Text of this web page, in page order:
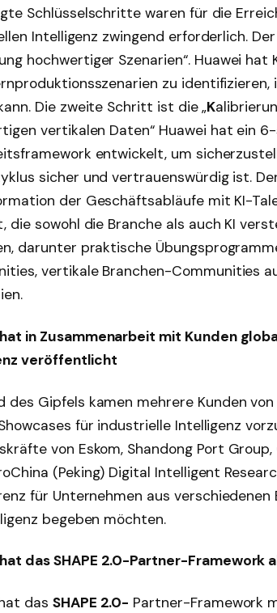
Schlüsselschritte waren für die
Intelligenz zwingend erforderlich.
hochwertiger Szenarien“. Huawei hat
zu identifizieren,
Die zweite Schritt ist die „K
vertikalen Daten“ Huawei hat ein
entwickelt, um
sicher und vertrauenswürdig ist.
der Geschäftsabläufe mit KI-
die sowohl die Branche als auch KI
darunter praktische
vertikale Branchen-Communities
in Zusammenarbeit mit Kunden
veröffentlicht
des Gipfels kamen mehrere Kunden von
für industrielle Intelligenz
von Eskom, Shandong Port
(Peking) Digital Intelligent
für Unternehmen aus
begeben möchten.
das SHAPE 2.0-Partner-Framework
das SHAPE 2.0- Partner-Framework